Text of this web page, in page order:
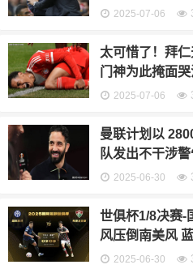
2025-07-06
太可惜了！拜
门神为此掩面
2025-07-06
曼联计划以
队发出不干涉
2025-06-30
世俱杯1/8决赛-
风压倒南美风
2025-06-30